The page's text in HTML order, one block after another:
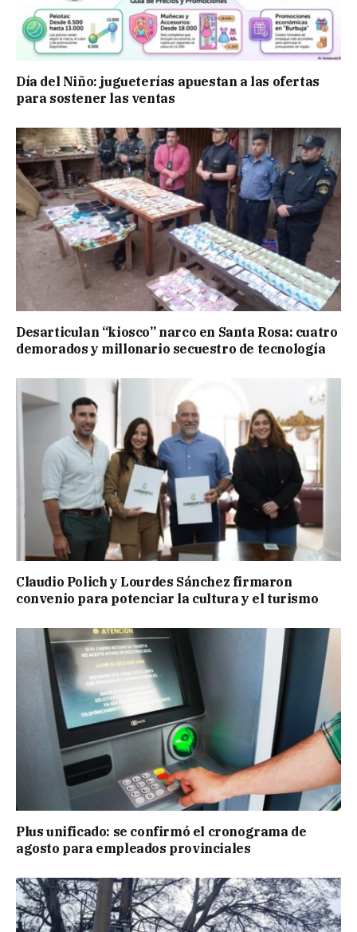
Día del Niño: jugueterías apuestan a las ofertas
para sostener las ventas
Desarticulan “kiosco” narco en Santa Rosa: cuatro
demorados y millonario secuestro de tecnología
Claudio Polich y Lourdes Sánchez firmaron
convenio para potenciar la cultura y el turismo
Plus unificado: se confirmó el cronograma de
agosto para empleados provinciales